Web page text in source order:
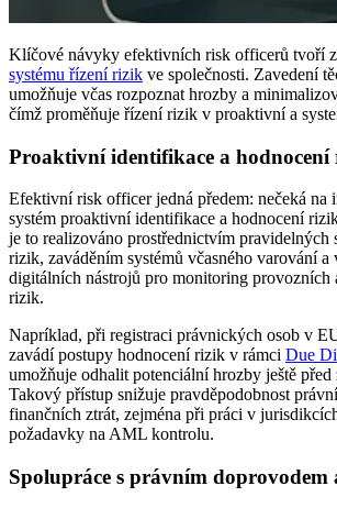
Klíčové návyky efektivních risk officerů tvoří
systému řízení rizik ve společnosti. Zavedení
umožňuje včas rozpoznat hrozby a
čímž proměňuje řízení rizik v proaktivní a
Proaktivní identifikace a
Efektivní risk officer jedná předem: nečeká na
systém proaktivní identifikace a hodnocení
je to realizováno prostřednictvím pravidelných
rizik, zaváděním systémů včasného varování
digitálních nástrojů pro monitoring provozních
rizik.
Napríklad, při registraci právnických osob v
zavádí postupy hodnocení rizik v rámci Due
umožňuje odhalit potenciální hrozby ještě před
Takový přístup snižuje pravděpodobnost
finančních ztrát, zejména při práci v
požadavky na AML kontrolu.
Spolupráce s právním doprovodem